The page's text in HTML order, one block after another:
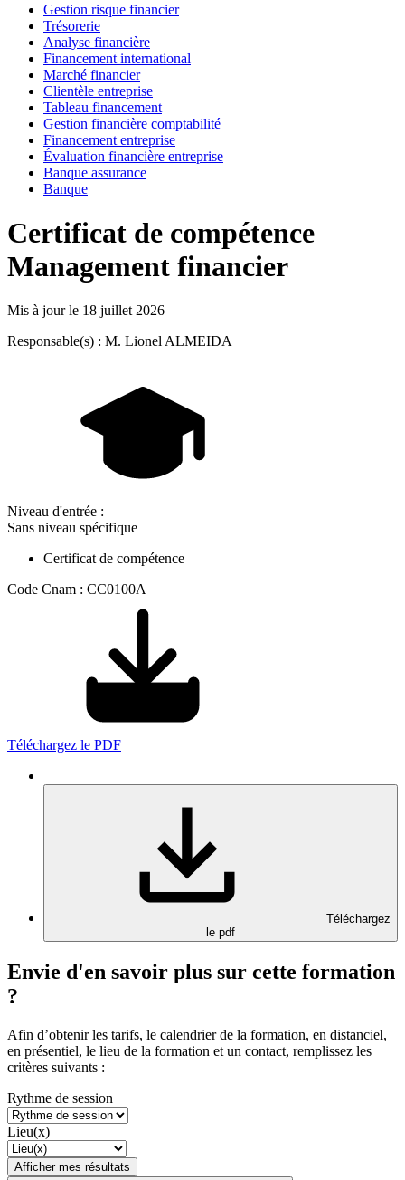
Gestion risque financier
Trésorerie
Analyse financière
Financement international
Marché financier
Clientèle entreprise
Tableau financement
Gestion financière comptabilité
Financement entreprise
Évaluation financière entreprise
Banque assurance
Banque
Certificat de compétence
Management financier
Mis à jour le 18 juillet 2026
Responsable(s) : M. Lionel ALMEIDA
Niveau d'entrée :
Sans niveau spécifique
Certificat de compétence
Code Cnam : CC0100A
Téléchargez le PDF
Téléchargez
le pdf
Envie d'en savoir plus sur cette formation
?
Afin d’obtenir les tarifs, le calendrier de la formation, en distanciel,
en présentiel, le lieu de la formation et un contact, remplissez les
critères suivants :
Rythme de session
Lieu(x)
Afficher mes résultats